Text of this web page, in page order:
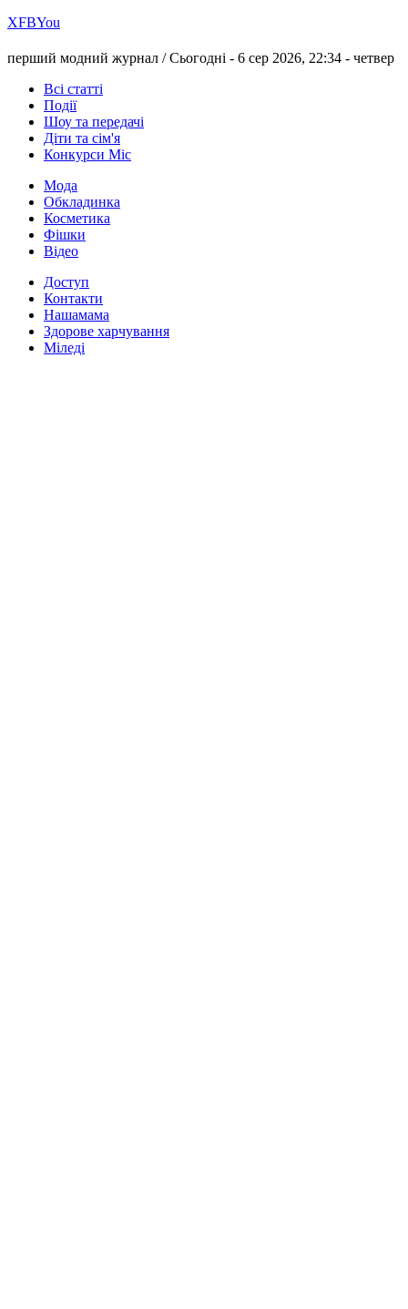
ХFBYou
перший модний журнал /Сьогодні - 6 сер 2026, 22:34 - четвер
Всі статті
Події
Шоу та передачі
Діти та сім'я
Конкурси Міс
Мода
Обкладинка
Косметика
Фішки
Відео
Доступ
Контакти
Нашамама
Здорове харчування
Міледі